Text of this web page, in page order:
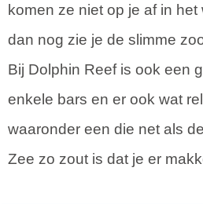
komen ze niet op je af in het
dan nog zie je de slimme
Bij Dolphin Reef is ook een
enkele bars en er ook wat
waaronder een die net als
Zee zo zout is dat je er